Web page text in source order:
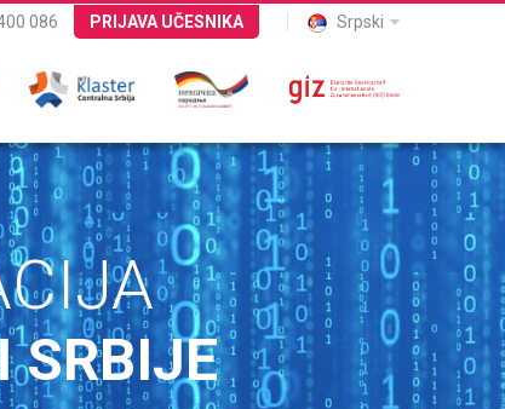
086 PRIJAVA UČESNIKA Srpski
SRBIJE